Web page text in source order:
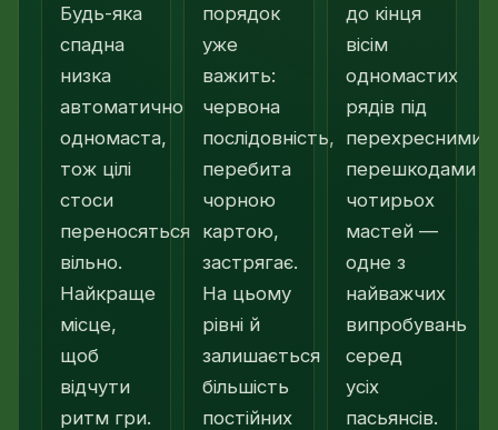
Будь-яка
спадна
низка
автоматично
одномаста,
тож цілі
стоси
переносяться
вільно.
Найкраще
місце,
щоб
відчути
ритм гри.
порядок
уже
важить:
червона
послідовність,
перебита
чорною
картою,
застрягає.
На цьому
рівні й
залишається
більшість
постійних
до кінця
вісім
одномастих
рядів під
перехресними
перешкодами
чотирьох
мастей —
одне з
найважчих
випробувань
серед
усіх
пасьянсів.